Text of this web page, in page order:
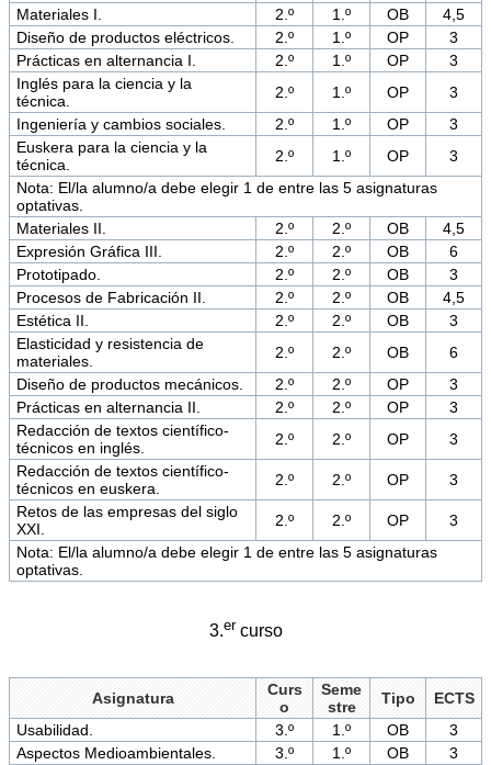
Materiales I.
2.º 1.º OB
4,5
Diseño de productos eléctricos.
2.º 1.º OP
3
Prácticas en alternancia I.
2.º 1.º OP
3
Inglés para la ciencia y la
técnica.
2.º 1.º OP
3
Ingeniería y cambios sociales.
2.º 1.º OP
3
Euskera para la ciencia y la
técnica.
2.º 1.º OP
3
Nota: El/la alumno/a debe elegir 1 de entre las 5 asignaturas
optativas.
Materiales II.
2.º 2.º OB
4,5
Expresión Gráfica III.
2.º 2.º OB
6
Prototipado.
2.º 2.º OB
3
Procesos de Fabricación II.
2.º 2.º OB
4,5
Estética II.
2.º 2.º OB
3
Elasticidad y resistencia de
materiales.
2.º 2.º OB
6
Diseño de productos mecánicos.
2.º 2.º OP
3
Prácticas en alternancia II.
2.º 2.º OP
3
Redacción de textos científico-
técnicos en inglés.
2.º 2.º OP
3
Redacción de textos científico-
técnicos en euskera.
2.º 2.º OP
3
Retos de las empresas del siglo
XXI.
2.º 2.º OP
3
Nota: El/la alumno/a debe elegir 1 de entre las 5 asignaturas
optativas.
3.er curso
Asignatura
Curs
o
Seme
stre
Tipo
ECTS
Usabilidad.
3.º 1.º OB
3
Aspectos Medioambientales.
3.º 1.º OB
3